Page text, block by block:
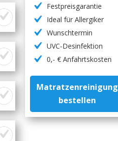
Festpreisgarantie
Ideal für Allergiker
Wunschtermin
UVC-Desinfektion
0,- € Anfahrtskosten
Matratzenreinigung
bestellen